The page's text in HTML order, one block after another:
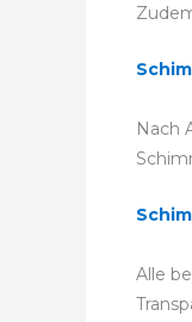
Nach
Alle